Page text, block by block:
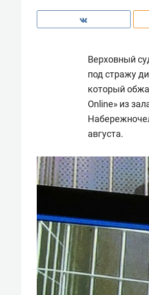
Верховный
под стражу
который
Online» из
августа.